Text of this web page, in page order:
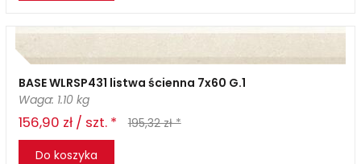
BASE WLRSP431 listwa ścienna 7x60 G.1
Waga: 1.10 kg
156,90 zł / szt. *
195,32 zł *
Do koszyka